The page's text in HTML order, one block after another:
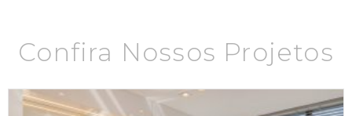
Confira Nossos Projetos